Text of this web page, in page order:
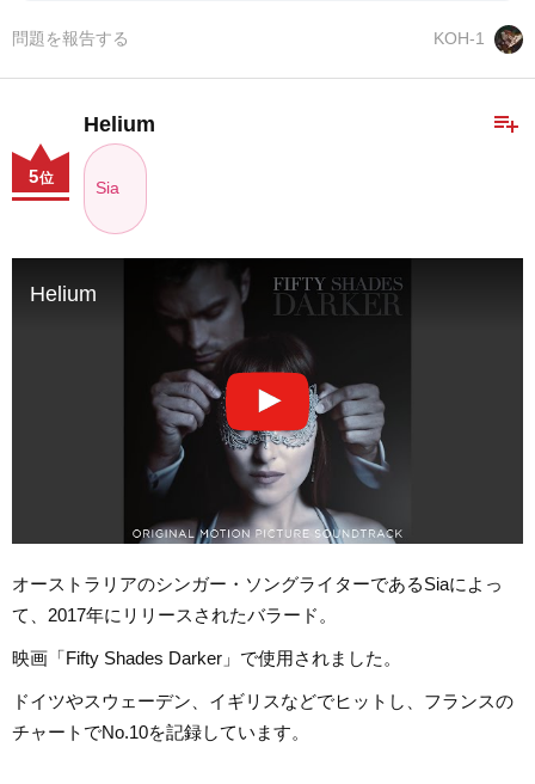
KOH-1
問題を報告する
playlist_add
Helium
Sia
5位
Helium
オーストラリアのシンガー・ソングライターであるSiaによっ
て、2017年にリリースされたバラード。
映画「Fifty Shades Darker」で使用されました。
ドイツやスウェーデン、イギリスなどでヒットし、フランスの
チャートでNo.10を記録しています。